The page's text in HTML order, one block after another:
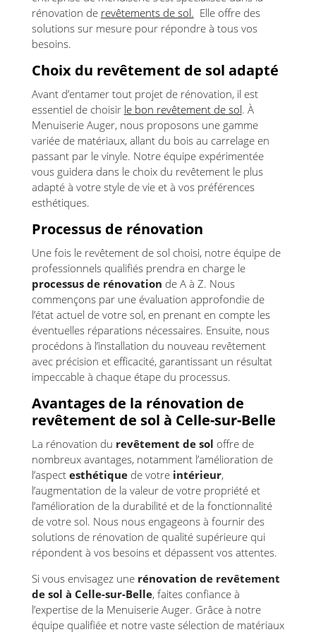
rénovation de revêtements de sol. Elle offre des
solutions sur mesure pour répondre à tous vos
besoins.
Choix du revêtement de sol adapté
Avant d’entamer tout projet de rénovation, il est
essentiel de choisir le bon revêtement de sol. À
Menuiserie Auger, nous proposons une gamme
variée de matériaux, allant du bois au carrelage en
passant par le vinyle. Notre équipe expérimentée
vous guidera dans le choix du revêtement le plus
adapté à votre style de vie et à vos préférences
esthétiques.
Processus de rénovation
Une fois le revêtement de sol choisi, notre équipe de
professionnels qualifiés prendra en charge le
processus de rénovation de A à Z. Nous
commençons par une évaluation approfondie de
l’état actuel de votre sol, en prenant en compte les
éventuelles réparations nécessaires. Ensuite, nous
procédons à l’installation du nouveau revêtement
avec précision et efficacité, garantissant un résultat
impeccable à chaque étape du processus.
Avantages de la rénovation de
revêtement de sol à Celle-sur-Belle
La rénovation du revêtement de sol offre de
nombreux avantages, notamment l’amélioration de
l’aspect esthétiquede votreintérieur,
l’augmentation de la valeur de votre propriété et
l’amélioration de la durabilité et de la fonctionnalité
de votre sol. Nous nous engageons à fournir des
solutions de rénovation de qualité supérieure qui
répondent à vos besoins et dépassent vos attentes.
Si vous envisagez une rénovation de revêtement
de sol à Celle-sur-Belle, faites confiance à
l’expertise de la Menuiserie Auger. Grâce à notre
équipe qualifiée et notre vaste sélection de matériaux